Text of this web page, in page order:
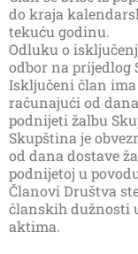
do kraja
tekuću godinu.
Odluku o
odbor na prijedlog
Isključeni član ima
računajući od
podnijeti žalbu
Skupština je
od dana dostave
podnijetoj u
Članovi Društva
članskih dužnosti
aktima.